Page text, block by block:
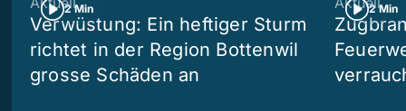
2 Min
Verwüstung: Ein heftiger Sturm
richtet in der Region Bottenwil
grosse Schäden an
2 Min